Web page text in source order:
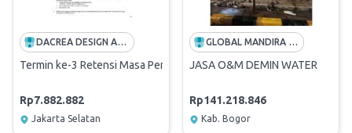
DACREA DESIGN AND ENGINEERING CONSULTANTS
Termin ke-3 Retensi Masa Pemeliharaan 5 % Konsultan Pengawas
Rp7.882.882
Jakarta Selatan
GLOBAL MANDIRA SEMESTA
JASA O&M DEMIN WATER
Rp141.218.846
Kab. Bogor